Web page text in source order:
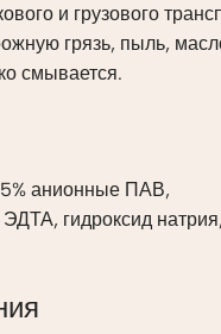
и грузового
грязь, пыль,
смывается.
анионные ПАВ,
гидроксид натрия,